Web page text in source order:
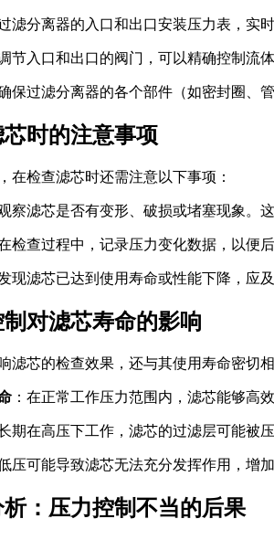
过滤分离器的入口和出口安装压力表，实
节入口和出口的阀门，可以精确控制流
确保过滤分离器的各个部件（如密封圈、
时的注意事项
在检查滤芯时还需注意以下事项：
察滤芯是否有变形、破损或堵塞现象。
检查过程中，记录压力变化数据，以便
现滤芯已达到使用寿命或性能下降，应
对滤芯寿命的影响
滤芯的检查效果，还与其使用寿命密切相
：在正常工作压力范围内，滤芯能够高
期在高压下工作，滤芯的过滤层可能被
压可能导致滤芯无法充分发挥作用，增
：压力控制不当的后果